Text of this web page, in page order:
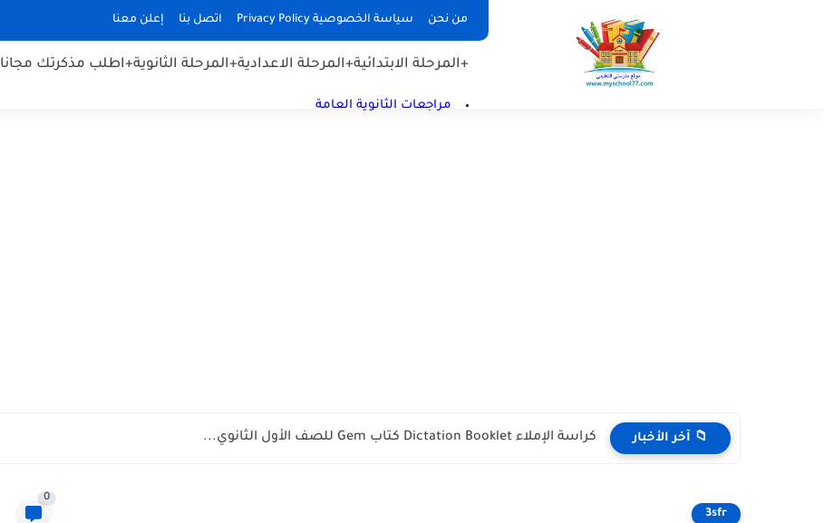
من نحن سياسة الخصوصية Privacy Policy اتصل بنا إعلن معنا
+المرحلة الابتدائية+المرحلة الاعدادية+المرحلة الثانوية+اطلب مذكرتك مجانا
مراجعات الثانوية العامة
📁 آخر الأخبار كراسة الإملاء Dictation Booklet كتاب Gem للصف الأول الثانوي...
3sfr
0